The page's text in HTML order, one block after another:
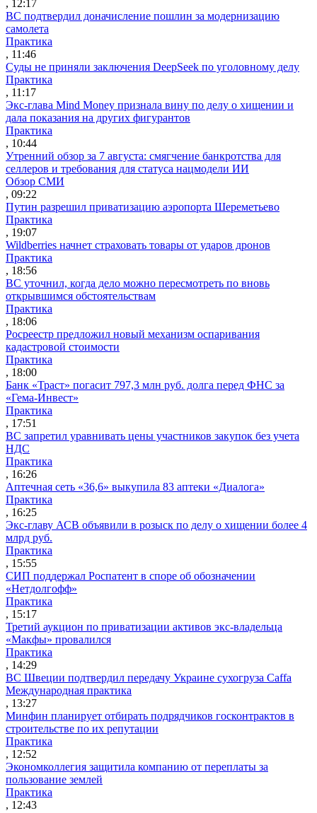
, 12:17
ВС подтвердил доначисление пошлин за модернизацию
самолета
Практика
, 11:46
Суды не приняли заключения DeepSeek по уголовному делу
Практика
, 11:17
Экс-глава Mind Money признала вину по делу о хищении и
дала показания на других фигурантов
Практика
, 10:44
Утренний обзор за 7 августа: смягчение банкротства для
селлеров и требования для статуса нацмодели ИИ
Обзор СМИ
, 09:22
Путин разрешил приватизацию аэропорта Шереметьево
Практика
, 19:07
Wildberries начнет страховать товары от ударов дронов
Практика
, 18:56
ВС уточнил, когда дело можно пересмотреть по вновь
открывшимся обстоятельствам
Практика
, 18:06
Росреестр предложил новый механизм оспаривания
кадастровой стоимости
Практика
, 18:00
Банк «Траст» погасит 797,3 млн руб. долга перед ФНС за
«Гема-Инвест»
Практика
, 17:51
ВС запретил уравнивать цены участников закупок без учета
НДС
Практика
, 16:26
Аптечная сеть «36,6» выкупила 83 аптеки «Диалога»
Практика
, 16:25
Экс-главу АСВ объявили в розыск по делу о хищении более 4
млрд руб.
Практика
, 15:55
СИП поддержал Роспатент в споре об обозначении
«Нетдолгофф»
Практика
, 15:17
Третий аукцион по приватизации активов экс-владельца
«Макфы» провалился
Практика
, 14:29
ВС Швеции подтвердил передачу Украине сухогруза Caffa
Международная практика
, 13:27
Минфин планирует отбирать подрядчиков госконтрактов в
строительстве по их репутации
Практика
, 12:52
Экономколлегия защитила компанию от переплаты за
пользование землей
Практика
, 12:43